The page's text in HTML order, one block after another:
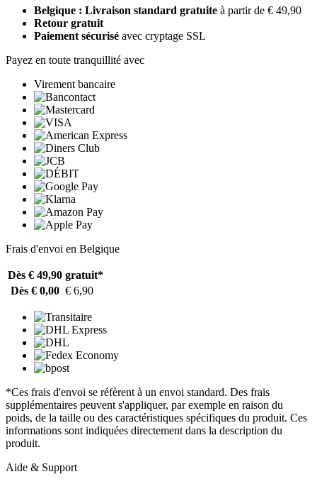
Belgique : Livraison standard gratuite à partir de € 49,90
Retour gratuit
Paiement sécurisé avec cryptage SSL
Payez en toute tranquillité avec
Virement bancaire
Frais d'envoi en Belgique
Dès € 49,90 gratuit*
Dès € 0,00 € 6,90
*Ces frais d'envoi se réfèrent à un envoi standard. Des frais
supplémentaires peuvent s'appliquer, par exemple en raison du
poids, de la taille ou des caractéristiques spécifiques du produit. Ces
informations sont indiquées directement dans la description du
produit.
Aide & Support